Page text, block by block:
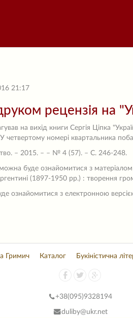
21:17
рецензія на
на вихід книги Сергія Ціпка
У четвертому номері квартальника
– 2015. – – № 4 (57). – С. 246-248.
буде ознайомитися з матеріалом
(1897-1950 рр.) : творення
ознайомитися з електронною
Гримич Каталог Букіністична
+38(095)9328194
duliby@ukr.net